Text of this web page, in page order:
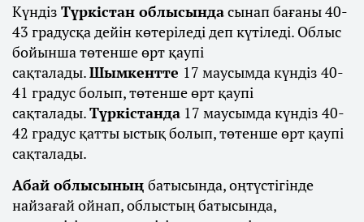
Күндіз Түркістан облысындасынап бағаны 40-
43 градусқа дейін көтеріледі деп күтіледі. Облыс
бойынша төтенше өрт қаупі
сақталады.Шымкентте 17 маусымда күндіз 40-
41 градус болып, төтенше өрт қаупі
сақталады.Түркістанда 17 маусымда күндіз 40-
42 градус қатты ыстық болып, төтенше өрт қаупі
сақталады.
Абай облысының батысында, оңтүстігінде
найзағай ойнап, облыстың батысында,